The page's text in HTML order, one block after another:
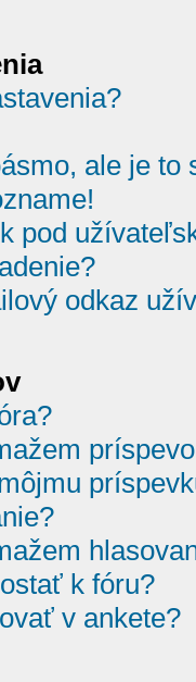
ale je to
pod
odkaz
k fóru?
v ankete?